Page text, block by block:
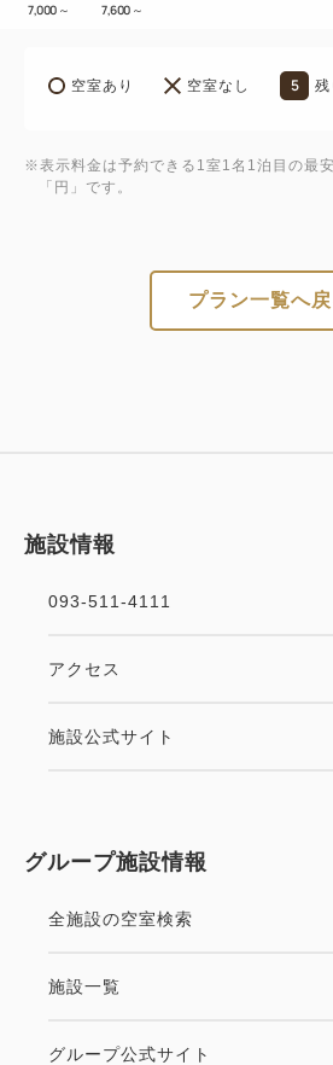
7,000 ～ 7,600 ～
空室あり 空室なし 5 残
※表示料金は予約できる1室1名1泊目の最
「円」です。
プラン一覧へ
施設情報
093-511-4111
アクセス
施設公式サイト
グループ施設情報
全施設の空室検索
施設一覧
グループ公式サイト